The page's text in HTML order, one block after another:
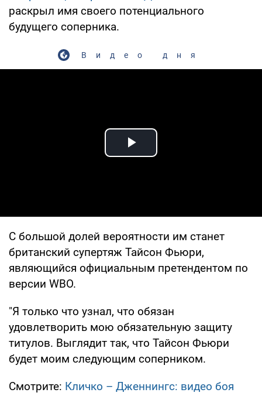
раскрыл имя своего потенциального
будущего соперника.
Видео дня
Play Video
С большой долей вероятности им станет
британcкий супертяж Тайсон Фьюри,
являющийся официальным претендентом по
версии WBO.
"Я только что узнал, что обязан
удовлетворить мою обязательную защиту
титулов. Выглядит так, что Тайсон Фьюри
будет моим следующим соперником.
Смотрите: Кличко – Дженнингс: видео боя